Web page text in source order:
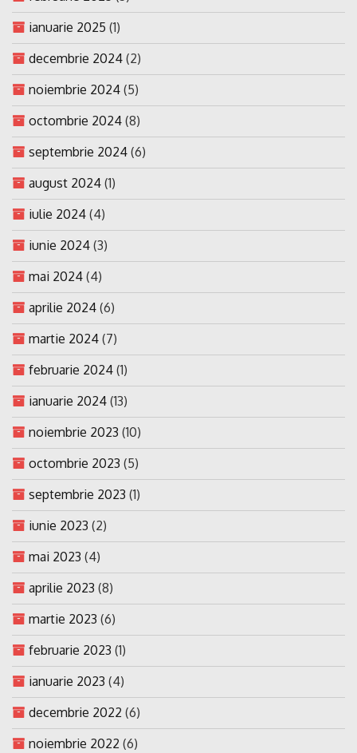
ianuarie 2025 (1)
decembrie 2024 (2)
noiembrie 2024 (5)
octombrie 2024 (8)
septembrie 2024 (6)
august 2024 (1)
iulie 2024 (4)
iunie 2024 (3)
mai 2024 (4)
aprilie 2024 (6)
martie 2024 (7)
februarie 2024 (1)
ianuarie 2024 (13)
noiembrie 2023 (10)
octombrie 2023 (5)
septembrie 2023 (1)
iunie 2023 (2)
mai 2023 (4)
aprilie 2023 (8)
martie 2023 (6)
februarie 2023 (1)
ianuarie 2023 (4)
decembrie 2022 (6)
noiembrie 2022 (6)